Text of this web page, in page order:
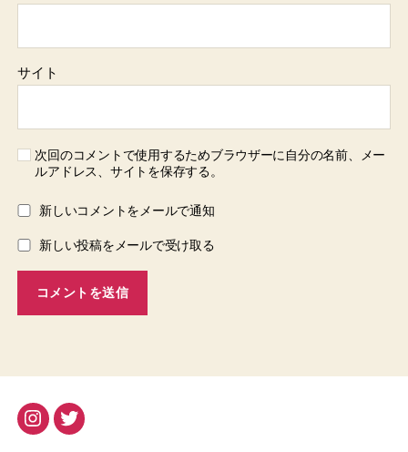
サイト
次回のコメントで使用するためブラウザーに自分の名前、メー
ルアドレス、サイトを保存する。
新しいコメントをメールで通知
新しい投稿をメールで受け取る
Instagram
Twitter